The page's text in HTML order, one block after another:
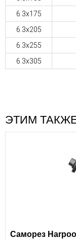
6.3х175
6.3х205
6.3х255
6.3х305
ЭТИМ
Саморез